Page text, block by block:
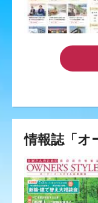
情報誌「オ